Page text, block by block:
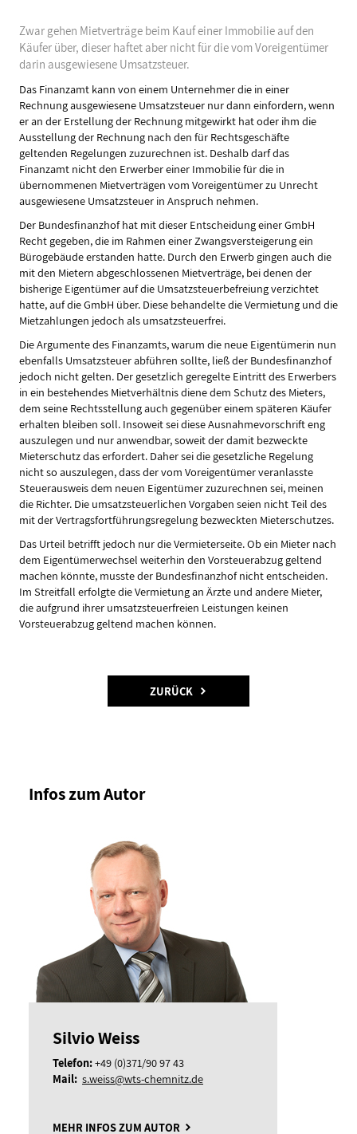
Zwar gehen Mietverträge beim Kauf einer Immobilie auf den
Käufer über, dieser haftet aber nicht für die vom Voreigentümer
darin ausgewiesene Umsatzsteuer.
Das Finanzamt kann von einem Unternehmer die in einer
Rechnung ausgewiesene Umsatzsteuer nur dann einfordern, wenn
er an der Erstellung der Rechnung mitgewirkt hat oder ihm die
Ausstellung der Rechnung nach den für Rechtsgeschäfte
geltenden Regelungen zuzurechnen ist. Deshalb darf das
Finanzamt nicht den Erwerber einer Immobilie für die in
übernommenen Mietverträgen vom Voreigentümer zu Unrecht
ausgewiesene Umsatzsteuer in Anspruch nehmen.
Der Bundesfinanzhof hat mit dieser Entscheidung einer GmbH
Recht gegeben, die im Rahmen einer Zwangsversteigerung ein
Bürogebäude erstanden hatte. Durch den Erwerb gingen auch die
mit den Mietern abgeschlossenen Mietverträge, bei denen der
bisherige Eigentümer auf die Umsatzsteuerbefreiung verzichtet
hatte, auf die GmbH über. Diese behandelte die Vermietung und die
Mietzahlungen jedoch als umsatzsteuerfrei.
Die Argumente des Finanzamts, warum die neue Eigentümerin nun
ebenfalls Umsatzsteuer abführen sollte, ließ der Bundesfinanzhof
jedoch nicht gelten. Der gesetzlich geregelte Eintritt des Erwerbers
in ein bestehendes Mietverhältnis diene dem Schutz des Mieters,
dem seine Rechtsstellung auch gegenüber einem späteren Käufer
erhalten bleiben soll. Insoweit sei diese Ausnahmevorschrift eng
auszulegen und nur anwendbar, soweit der damit bezweckte
Mieterschutz das erfordert. Daher sei die gesetzliche Regelung
nicht so auszulegen, dass der vom Voreigentümer veranlasste
Steuerausweis dem neuen Eigentümer zuzurechnen sei, meinen
die Richter. Die umsatzsteuerlichen Vorgaben seien nicht Teil des
mit der Vertragsfortführungsregelung bezweckten Mieterschutzes.
Das Urteil betrifft jedoch nur die Vermieterseite. Ob ein Mieter nach
dem Eigentümerwechsel weiterhin den Vorsteuerabzug geltend
machen könnte, musste der Bundesfinanzhof nicht entscheiden.
Im Streitfall erfolgte die Vermietung an Ärzte und andere Mieter,
die aufgrund ihrer umsatzsteuerfreien Leistungen keinen
Vorsteuerabzug geltend machen können.
ZURÜCK
Infos zum Autor
Silvio Weiss
Telefon:+49 (0)371/90 97 43
Mail: s.weiss@wts-chemnitz.de
MEHR INFOS ZUM AUTOR